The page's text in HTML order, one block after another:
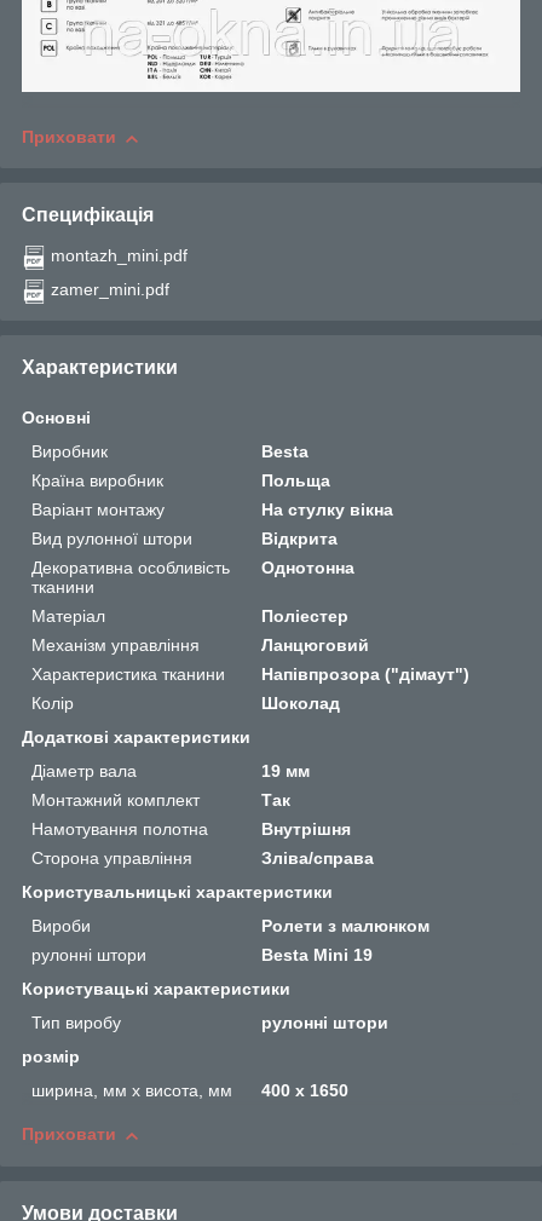
Приховати
Специфікація
montazh_mini.pdf
zamer_mini.pdf
Характеристики
Основні
Виробник
Besta
Країна виробник
Польща
Варіант монтажу
На стулку вікна
Вид рулонної штори
Відкрита
Декоративна особливість
тканини
Однотонна
Матеріал
Поліестер
Механізм управління
Ланцюговий
Характеристика тканини
Напівпрозора ("дімаут")
Колір
Шоколад
Додаткові характеристики
Діаметр вала
19 мм
Монтажний комплект
Так
Намотування полотна
Внутрішня
Сторона управління
Зліва/справа
Користувальницькі характеристики
Вироби
Ролети з малюнком
рулонні штори
Besta Mini 19
Користувацькi характеристики
Тип виробу
рулонні штори
розмір
ширина, мм х висота, мм
400 х 1650
Приховати
Умови доставки